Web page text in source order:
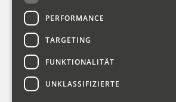
PERFORMANCE
TARGETING
FUNKTIONALITÄT
UNKLASSIFIZIERTE